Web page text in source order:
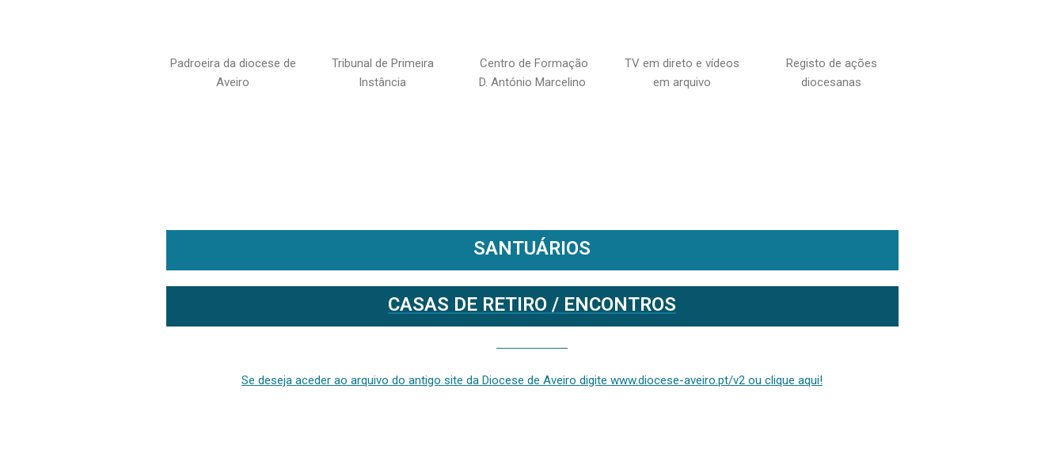
Padroeira da diocese de
Aveiro
Tribunal de Primeira
Instância
Centro de Formação
D. António Marcelino
TV em direto e vídeos
em arquivo
Registo de ações
diocesanas
SANTUÁRIOS
CASAS DE RETIRO / ENCONTROS
Se deseja aceder ao arquivo do antigo site da Diocese de Aveiro digite www.diocese-aveiro.pt/v2 ou clique aqui!